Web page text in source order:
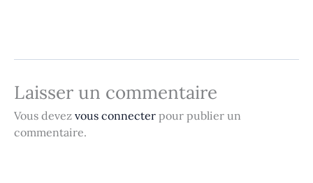
Laisser un commentaire
Vous devez vous connecter pour publier un
commentaire.